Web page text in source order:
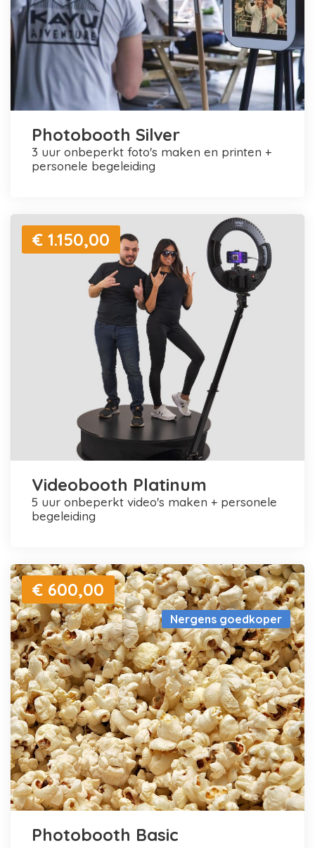
Photobooth Silver
3 uur onbeperkt foto's maken en printen +
personele begeleiding
€ 1.150,00
Videobooth Platinum
5 uur onbeperkt video's maken + personele
begeleiding
Nergens goedkoper
€ 600,00
Photobooth Basic